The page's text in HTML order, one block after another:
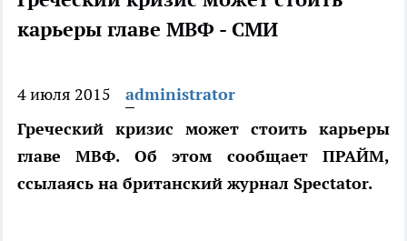
карьеры главе МВФ - СМИ
4 июля 2015
administrator
Греческий кризис может стоить карьеры
главе МВФ. Об этом сообщает ПРАЙМ,
ссылаясь на британский журнал Spectator.